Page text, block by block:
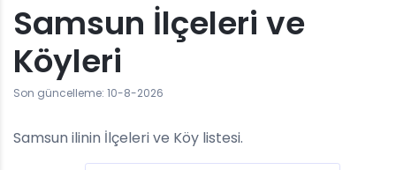
Samsun İlçeleri ve
Köyleri
Son güncelleme: 10-8-2026
Samsun ilinin İlçeleri ve Köy listesi.